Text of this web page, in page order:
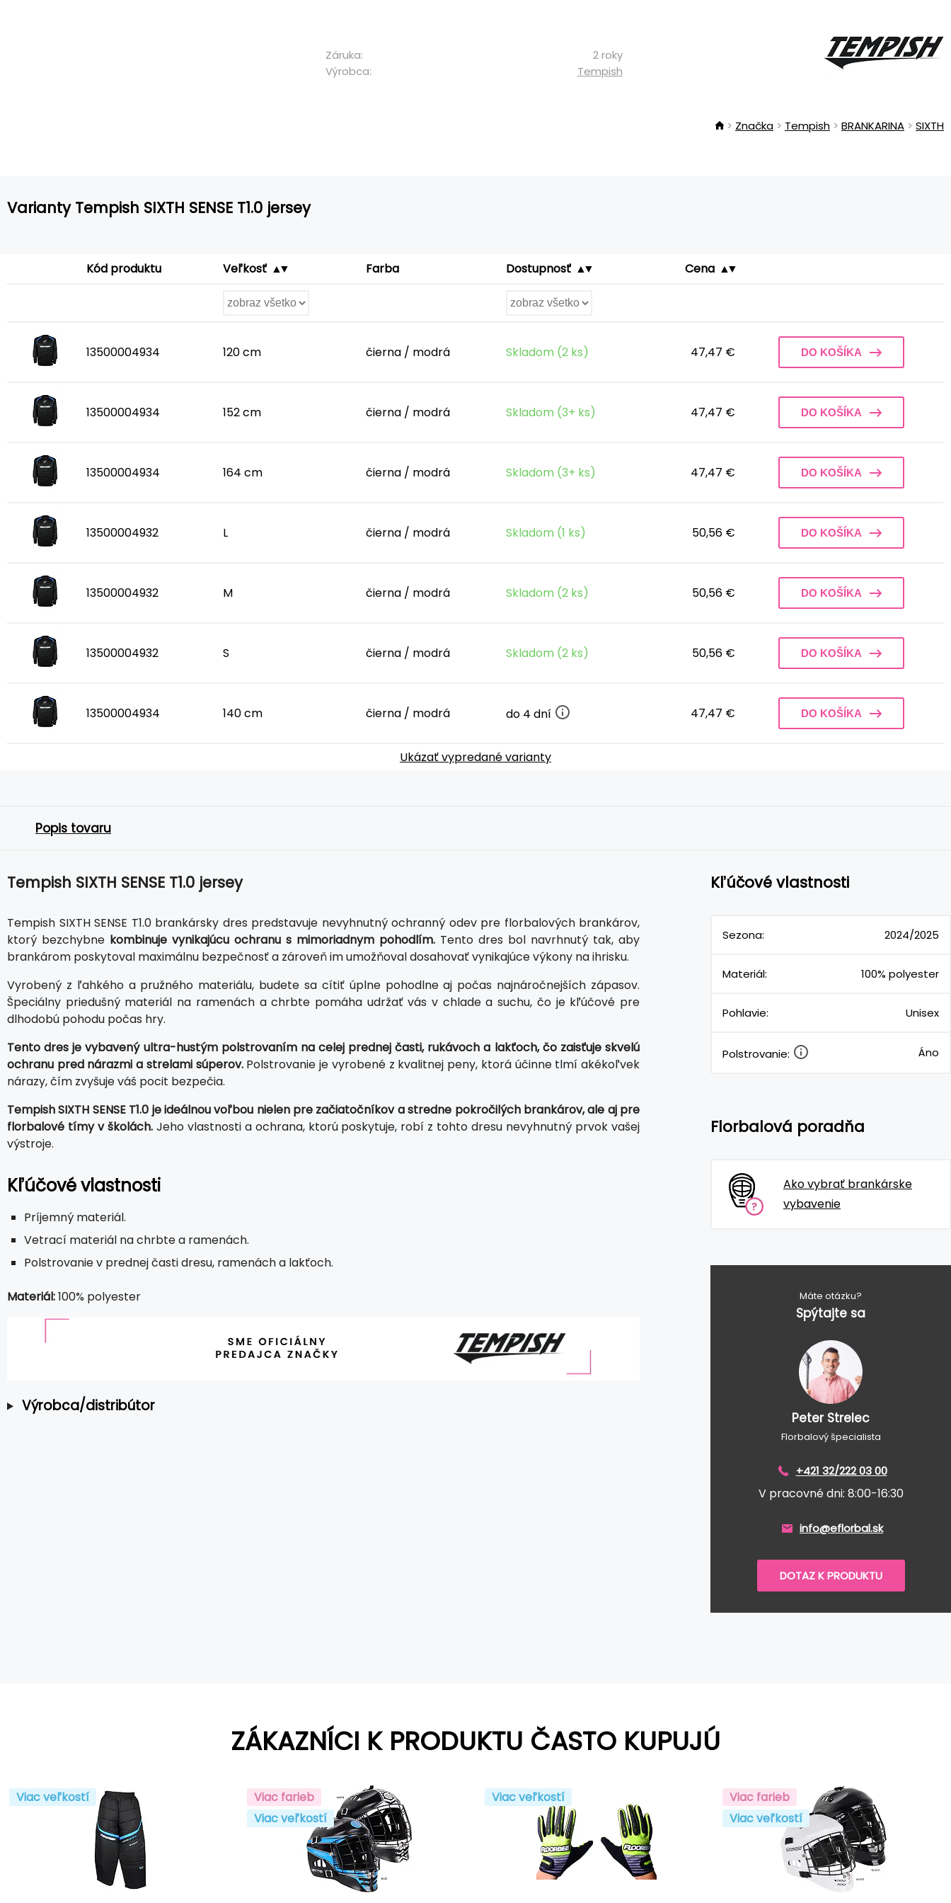
Záruka:
2 roky
Výrobca:
Tempish
Značka Tempish BRANKARINA SIXTH
Varianty Tempish SIXTH SENSE T1.0 jersey
Kód produktu Veľkosť Farba Dostupnosť Cena
13500004934 120 cm čierna / modrá Skladom (2 ks) 47,47 € DO KOŠÍKA
13500004934 152 cm čierna / modrá Skladom (3+ ks) 47,47 € DO KOŠÍKA
13500004934 164 cm čierna / modrá Skladom (3+ ks) 47,47 € DO KOŠÍKA
13500004932 L čierna / modrá Skladom (1 ks) 50,56 € DO KOŠÍKA
13500004932 M čierna / modrá Skladom (2 ks) 50,56 € DO KOŠÍKA
13500004932 S čierna / modrá Skladom (2 ks) 50,56 € DO KOŠÍKA
13500004934 140 cm čierna / modrá do 4 dní 47,47 € DO KOŠÍKA
Ukázať vypredané varianty
Popis tovaru
Tempish SIXTH SENSE T1.0 jersey
Tempish SIXTH SENSE T1.0 brankársky dres predstavuje nevyhnutný ochranný odev pre florbalových brankárov,
ktorý bezchybne kombinuje vynikajúcu ochranu s mimoriadnym pohodlím. Tento dres bol navrhnutý tak, aby
brankárom poskytoval maximálnu bezpečnosť a zároveň im umožňoval dosahovať vynikajúce výkony na ihrisku.
Vyrobený z ľahkého a pružného materiálu, budete sa cítiť úplne pohodlne aj počas najnáročnejších zápasov.
Špeciálny priedušný materiál na ramenách a chrbte pomáha udržať vás v chlade a suchu, čo je kľúčové pre
dlhodobú pohodu počas hry.
Tento dres je vybavený ultra-hustým polstrovaním na celej prednej časti, rukávoch a lakťoch, čo zaisťuje skvelú
ochranu pred nárazmi a strelami súperov.Polstrovanie je vyrobené z kvalitnej peny, ktorá účinne tlmí akékoľvek
nárazy, čím zvyšuje váš pocit bezpečia.
Tempish SIXTH SENSE T1.0 je ideálnou voľbou nielen pre začiatočníkov a stredne pokročilých brankárov, ale aj pre
florbalové tímy v školách.Jeho vlastnosti a ochrana, ktorú poskytuje, robí z tohto dresu nevyhnutný prvok vašej
výstroje.
Kľúčové vlastnosti
Príjemný materiál.
Vetrací materiál na chrbte a ramenách.
Polstrovanie v prednej časti dresu, ramenách a lakťoch.
Materiál:100% polyester
Výrobca/distribútor
Kľúčové vlastnosti
Sezona: 2024/2025
Materiál: 100% polyester
Pohlavie: Unisex
Polstrovanie: Áno
Florbalová poradňa
Ako vybrať brankárske
vybavenie
Máte otázku?
Spýtajte sa
Peter Strelec
Florbalový špecialista
+421 32/222 03 00
V pracovné dni: 8:00-16:30
info@eflorbal.sk
DOTAZ K PRODUKTU
ZÁKAZNÍCI K PRODUKTU ČASTO KUPUJÚ
Viac veľkostí
Viac farieb
Viac veľkostí
Viac veľkostí
Viac farieb
Viac veľkostí